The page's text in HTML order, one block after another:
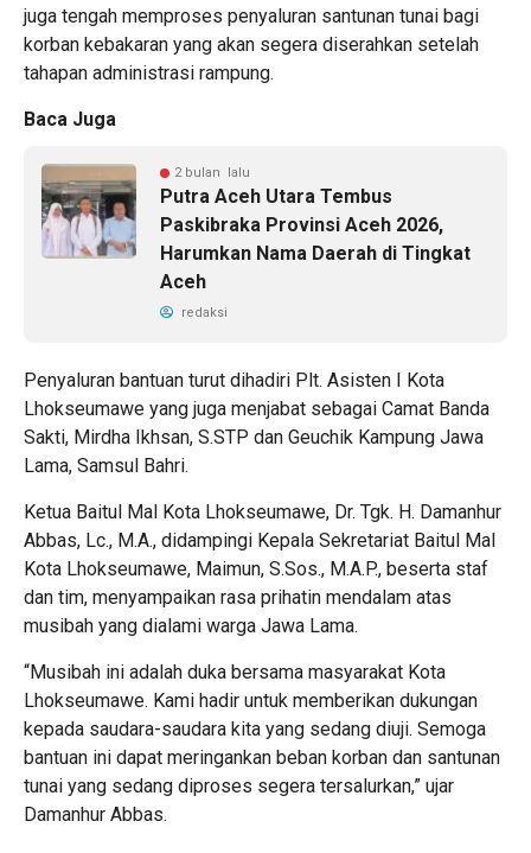
juga tengah memproses penyaluran santunan tunai bagi
korban kebakaran yang akan segera diserahkan setelah
tahapan administrasi rampung.
Baca Juga
2 bulan lalu
Putra Aceh Utara Tembus
Paskibraka Provinsi Aceh 2026,
Harumkan Nama Daerah di Tingkat
Aceh
redaksi
Penyaluran bantuan turut dihadiri Plt. Asisten I Kota
Lhokseumawe yang juga menjabat sebagai Camat Banda
Sakti, Mirdha Ikhsan, S.STP dan Geuchik Kampung Jawa
Lama, Samsul Bahri.
Ketua Baitul Mal Kota Lhokseumawe, Dr. Tgk. H. Damanhur
Abbas, Lc., M.A., didampingi Kepala Sekretariat Baitul Mal
Kota Lhokseumawe, Maimun, S.Sos., M.A.P., beserta staf
dan tim, menyampaikan rasa prihatin mendalam atas
musibah yang dialami warga Jawa Lama.
“Musibah ini adalah duka bersama masyarakat Kota
Lhokseumawe. Kami hadir untuk memberikan dukungan
kepada saudara-saudara kita yang sedang diuji. Semoga
bantuan ini dapat meringankan beban korban dan santunan
tunai yang sedang diproses segera tersalurkan,” ujar
Damanhur Abbas.